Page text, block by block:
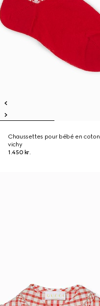
Chaussettes pour bébé en coton
vichy
1.450 kr.